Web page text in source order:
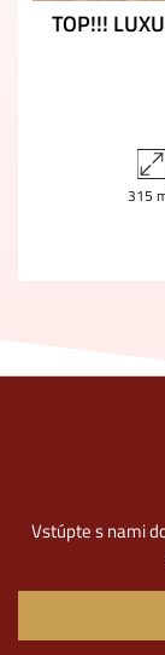
TOP!!!
315
Vstúpte s nami